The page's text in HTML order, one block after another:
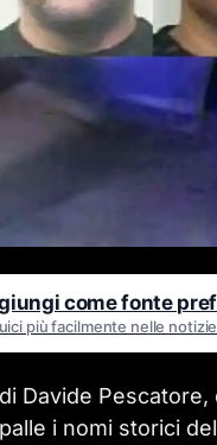
come fonte
più facilmente nelle
Davide
i nomi storici